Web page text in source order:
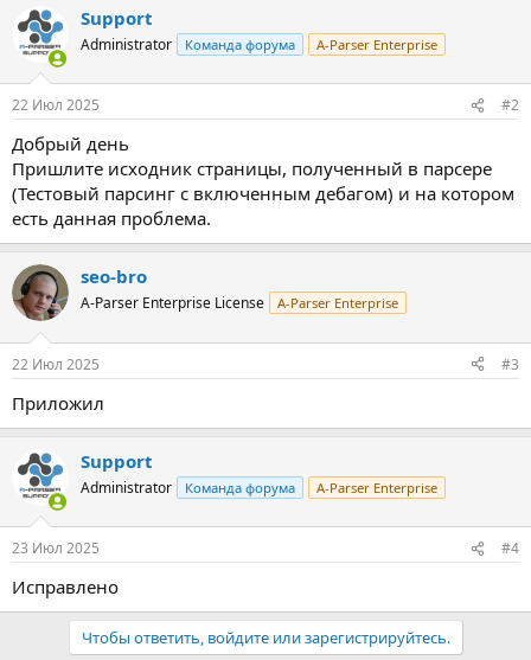
Support
Administrator Команда форума A-Parser Enterprise
22 Июл 2025 #2
Добрый день
Пришлите исходник страницы, полученный в парсере
(Тестовый парсинг с включенным дебагом) и на котором
есть данная проблема.
seo-bro
A-Parser Enterprise License A-Parser Enterprise
22 Июл 2025 #3
Приложил
Support
Administrator Команда форума A-Parser Enterprise
23 Июл 2025 #4
Исправлено
Чтобы ответить, войдите или зарегистрируйтесь.